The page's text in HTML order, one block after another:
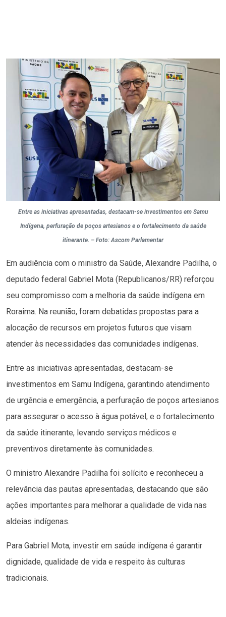
Entre as iniciativas apresentadas, destacam-se investimentos em Samu
Indígena, perfuração de poços artesianos e o fortalecimento da saúde
itinerante. – Foto: Ascom Parlamentar
Em audiência com o ministro da Saúde, Alexandre Padilha, o
deputado federal Gabriel Mota (Republicanos/RR) reforçou
seu compromisso com a melhoria da saúde indígena em
Roraima. Na reunião, foram debatidas propostas para a
alocação de recursos em projetos futuros que visam
atender às necessidades das comunidades indígenas.
Entre as iniciativas apresentadas, destacam-se
investimentos em Samu Indígena, garantindo atendimento
de urgência e emergência, a perfuração de poços artesianos
para assegurar o acesso à água potável, e o fortalecimento
da saúde itinerante, levando serviços médicos e
preventivos diretamente às comunidades.
O ministro Alexandre Padilha foi solícito e reconheceu a
relevância das pautas apresentadas, destacando que são
ações importantes para melhorar a qualidade de vida nas
aldeias indígenas.
Para Gabriel Mota, investir em saúde indígena é garantir
dignidade, qualidade de vida e respeito às culturas
tradicionais.